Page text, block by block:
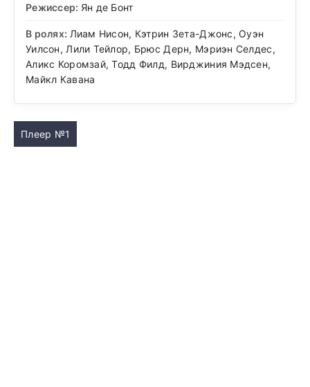
Режиссер: Ян де Бонт
В ролях: Лиам Нисон, Кэтрин Зета-Джонс, Оуэн
Уилсон, Лили Тейлор, Брюс Дерн, Мэриэн Селдес,
Аликс Коромзай, Тодд Филд, Вирджиния Мэдсен,
Майкл Кавана
Плеер №1